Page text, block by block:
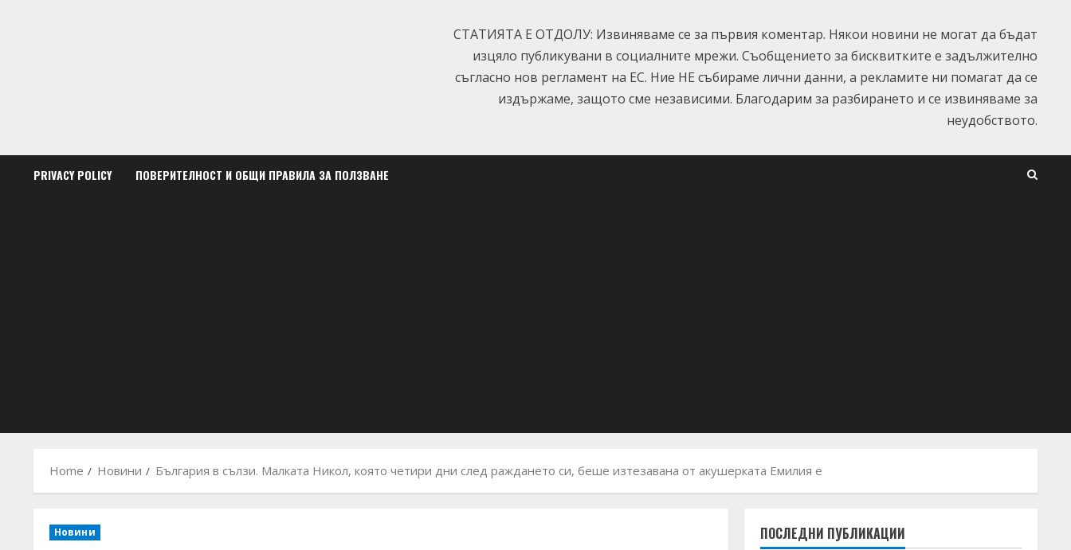
СТАТИЯТА Е ОТДОЛУ: Извиняваме се за първия коментар. Някои новини не могат да бъдат
изцяло публикувани в социалните мрежи. Съобщението за бисквитките е задължително
съгласно нов регламент на ЕС. Ние НЕ събираме лични данни, а рекламите ни помагат да се
издържаме, защото сме независими. Благодарим за разбирането и се извиняваме за
неудобството.
PRIVACY POLICY ПОВЕРИТЕЛНОСТ И ОБЩИ ПРАВИЛА ЗА ПОЛЗВАНЕ
Home Новини България в сълзи. Малката Никол, която четири дни след раждането си, беше изтезавана от акушерката Емилия e
Новини ПОСЛЕДНИ ПУБЛИКАЦИИ